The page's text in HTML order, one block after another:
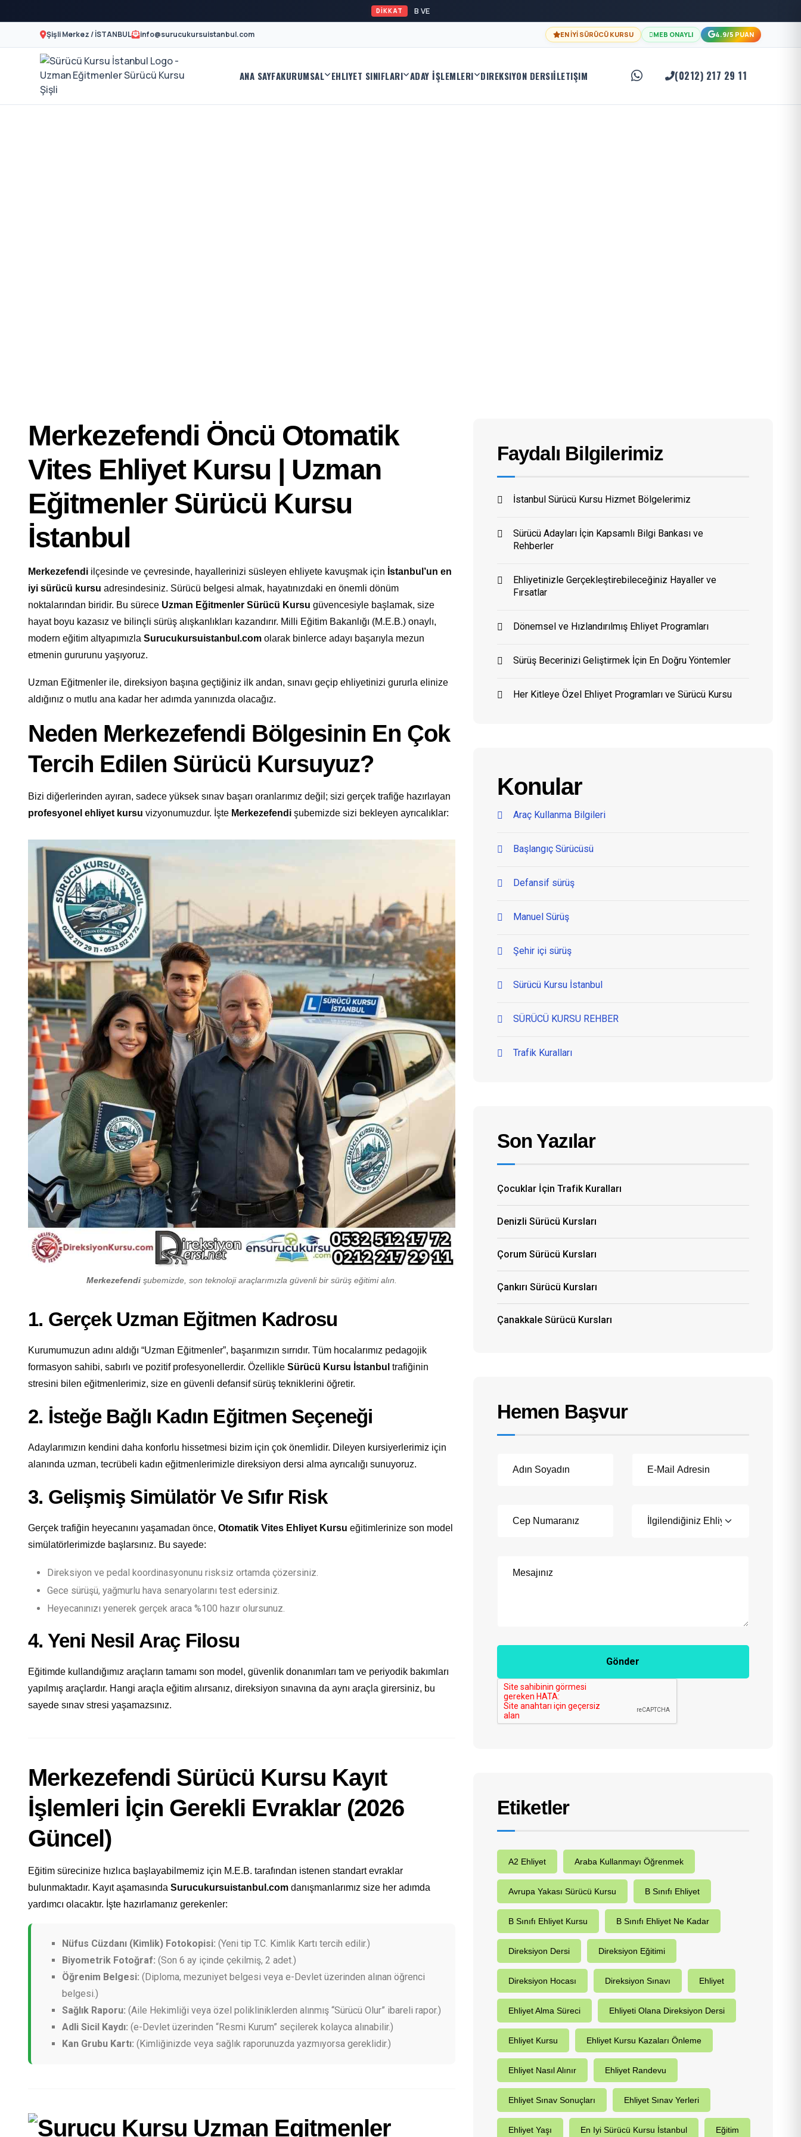
B VE A2 EHLİYET KAYI
Şişli Merkez / İSTANBUL info@surucukursuistanbul.com EN İYİ SÜRÜCÜ KURSU MEB ONAYLI 4.9/5 PUAN
Sürücü
A2
ANA SAYFAKURUMSAL EHLIYET SINIFLARI ADAY İŞLEMLERI DIREKSIYON DERSIİLETIŞIM (0212) 217 29 11
Merkezefendi Öncü Otomatik
Vites Ehliyet Kursu | Uzman
Eğitmenler Sürücü Kursu
İstanbul
Merkezefendi ilçesinde ve çevresinde, hayallerinizi süsleyen ehliyete kavuşmak için İstanbul’un en
iyi sürücü kursu adresindesiniz. Sürücü belgesi almak, hayatınızdaki en önemli dönüm
noktalarından biridir. Bu sürece Uzman Eğitmenler Sürücü Kursu güvencesiyle başlamak, size
hayat boyu kazasız ve bilinçli sürüş alışkanlıkları kazandırır. Milli Eğitim Bakanlığı (M.E.B.) onaylı,
modern eğitim altyapımızla Surucukursuistanbul.com olarak binlerce adayı başarıyla mezun
etmenin gururunu yaşıyoruz.
Uzman Eğitmenler ile, direksiyon başına geçtiğiniz ilk andan, sınavı geçip ehliyetinizi gururla elinize
aldığınız o mutlu ana kadar her adımda yanınızda olacağız.
Neden Merkezefendi Bölgesinin En Çok
Tercih Edilen Sürücü Kursuyuz?
Bizi diğerlerinden ayıran, sadece yüksek sınav başarı oranlarımız değil; sizi gerçek trafiğe hazırlayan
profesyonel ehliyet kursu vizyonumuzdur. İşte Merkezefendi şubemizde sizi bekleyen ayrıcalıklar:
Merkezefendişubemizde, son teknoloji araçlarımızla güvenli bir sürüş eğitimi alın.
1. Gerçek Uzman Eğitmen Kadrosu
Kurumumuzun adını aldığı “Uzman Eğitmenler”, başarımızın sırrıdır. Tüm hocalarımız pedagojik
formasyon sahibi, sabırlı ve pozitif profesyonellerdir. Özellikle Sürücü Kursu İstanbul trafiğinin
stresini bilen eğitmenlerimiz, size en güvenli defansif sürüş tekniklerini öğretir.
2. İsteğe Bağlı Kadın Eğitmen Seçeneği
Adaylarımızın kendini daha konforlu hissetmesi bizim için çok önemlidir. Dileyen kursiyerlerimiz için
alanında uzman, tecrübeli kadın eğitmenlerimizle direksiyon dersi alma ayrıcalığı sunuyoruz.
3. Gelişmiş Simülatör Ve Sıfır Risk
Gerçek trafiğin heyecanını yaşamadan önce, Otomatik Vites Ehliyet Kursu eğitimlerinize son model
simülatörlerimizde başlarsınız. Bu sayede:
Direksiyon ve pedal koordinasyonunu risksiz ortamda çözersiniz.
Gece sürüşü, yağmurlu hava senaryolarını test edersiniz.
Heyecanınızı yenerek gerçek araca %100 hazır olursunuz.
4. Yeni Nesil Araç Filosu
Eğitimde kullandığımız araçların tamamı son model, güvenlik donanımları tam ve periyodik bakımları
yapılmış araçlardır. Hangi araçla eğitim alırsanız, direksiyon sınavına da aynı araçla girersiniz, bu
sayede sınav stresi yaşamazsınız.
Merkezefendi Sürücü Kursu Kayıt
İşlemleri İçin Gerekli Evraklar (2026
Güncel)
Eğitim sürecinize hızlıca başlayabilmemiz için M.E.B. tarafından istenen standart evraklar
bulunmaktadır. Kayıt aşamasında Surucukursuistanbul.com danışmanlarımız size her adımda
yardımcı olacaktır. İşte hazırlamanız gerekenler:
Nüfus Cüzdanı (Kimlik) Fotokopisi: (Yeni tip T.C. Kimlik Kartı tercih edilir.)
Biyometrik Fotoğraf: (Son 6 ay içinde çekilmiş, 2 adet.)
Öğrenim Belgesi: (Diploma, mezuniyet belgesi veya e-Devlet üzerinden alınan öğrenci
belgesi.)
Sağlık Raporu: (Aile Hekimliği veya özel polikliniklerden alınmış “Sürücü Olur” ibareli rapor.)
Adli Sicil Kaydı: (e-Devlet üzerinden “Resmi Kurum” seçilerek kolayca alınabilir.)
Kan Grubu Kartı: (Kimliğinizde veya sağlık raporunuzda yazmıyorsa gereklidir.)
Faydalı Bilgilerimiz
İstanbul Sürücü Kursu Hizmet Bölgelerimiz
Sürücü Adayları İçin Kapsamlı Bilgi Bankası ve
Rehberler
Ehliyetinizle Gerçekleştirebileceğiniz Hayaller ve
Fırsatlar
Dönemsel ve Hızlandırılmış Ehliyet Programları
Sürüş Becerinizi Geliştirmek İçin En Doğru Yöntemler
Her Kitleye Özel Ehliyet Programları ve Sürücü Kursu
Konular
Araç Kullanma Bilgileri
Başlangıç Sürücüsü
Defansif sürüş
Manuel Sürüş
Şehir içi sürüş
Sürücü Kursu İstanbul
SÜRÜCÜ KURSU REHBER
Trafik Kuralları
Son Yazılar
Çocuklar İçin Trafik Kuralları
Denizli Sürücü Kursları
Çorum Sürücü Kursları
Çankırı Sürücü Kursları
Çanakkale Sürücü Kursları
Hemen Başvur
Gönder
Etiketler
A2 Ehliyet Araba Kullanmayı Öğrenmek
Avrupa Yakası Sürücü Kursu B Sınıfı Ehliyet
B Sınıfı Ehliyet Kursu B Sınıfı Ehliyet Ne Kadar
Direksiyon Dersi Direksiyon Eğitimi
Direksiyon Hocası Direksiyon Sınavı Ehliyet
Ehliyet Alma Süreci Ehliyeti Olana Direksiyon Dersi
Ehliyet Kursu Ehliyet Kursu Kazaları Önleme
Ehliyet Nasıl Alınır Ehliyet Randevu
Ehliyet Sınav Sonuçları Ehliyet Sınav Yerleri
Ehliyet Yaşı En Iyi Sürücü Kursu İstanbul Eğitim